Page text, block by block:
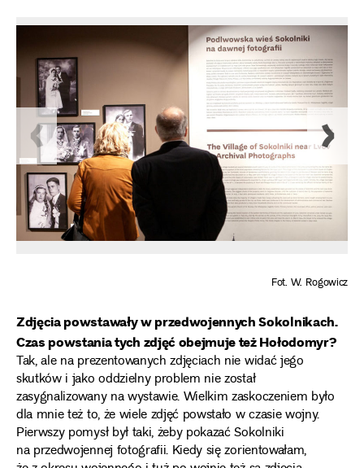
Fot. W. Rogowicz
Zdjęcia powstawały w przedwojennych Sokolnikach.
Czas powstania tych zdjęć obejmuje też Hołodomyr?
Tak, ale na prezentowanych zdjęciach nie widać jego
skutków i jako oddzielny problem nie został
zasygnalizowany na wystawie. Wielkim zaskoczeniem było
dla mnie też to, że wiele zdjęć powstało w czasie wojny.
Pierwszy pomysł był taki, żeby pokazać Sokolniki
na przedwojennej fotografii. Kiedy się zorientowałam,